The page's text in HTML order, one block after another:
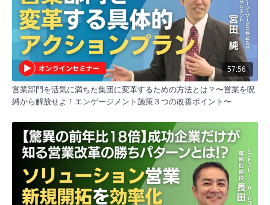
ロセスの鍵となります。
262の法則と組織の成長
組織には、上位2割、中位6割、下位2割という構成が
あり、下位2割はビジターレベル、中位6割は現状維持
レベル、上位2割は自己成長レベルと呼ばれます。ビジ
ターレベルから現状維持レベルへの成長には気づきが
必要で、現状維持レベルから自己成長レベルへの移行
には具体的な行動が求められます。
質問による気づきの促進
は、気づきが必要です。そのために、答えを教えるの
ではなく、質問を投げかけることが有効です。自ら気
づくことで現状維持レベルに上がることができます。
自分がビジターレベルにいると感じたら、自らに質問
を投げかけて気づきを得ることが大切です。
行動のハードルを下げる分解
現状維持レベルから自己成長レベルに進むためには行
57:56
営業部門を活気に満ちた集団に変革するための方法とは？〜営業を呪
縛から解放せよ！エンゲージメント施策３つの改善ポイント〜